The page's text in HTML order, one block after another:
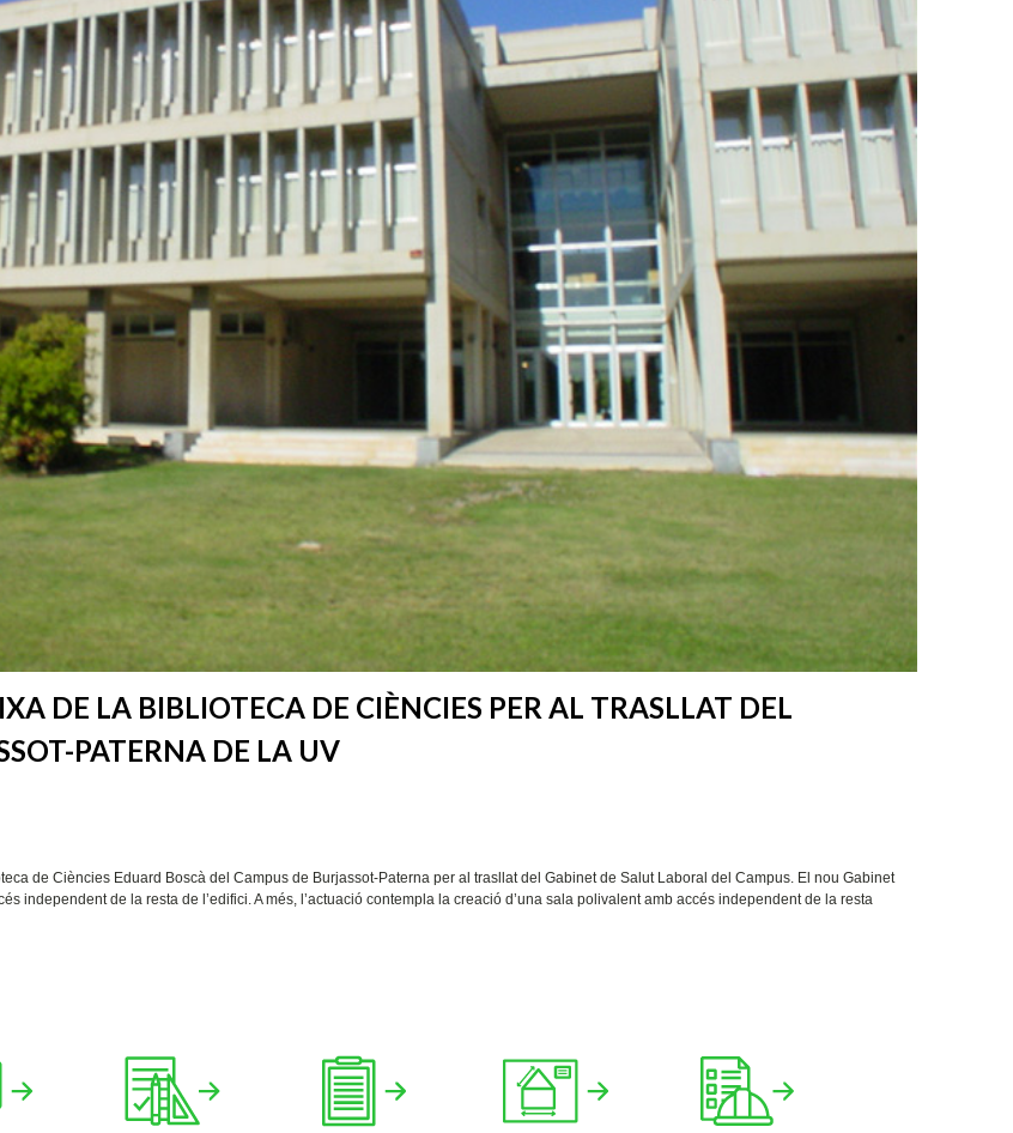
DE LA BIBLIOTECA DE CIÈNCIES PER AL TRASLLAT DEL
PATERNA DE LA UV
de Ciències Eduard Boscà del Campus de Burjassot-Paterna per al trasllat del Gabinet de Salut Laboral del Campus. El nou Gabinet
independent de la resta de l’edifici. A més, l’actuació contempla la creació d’una sala polivalent amb accés independent de la resta